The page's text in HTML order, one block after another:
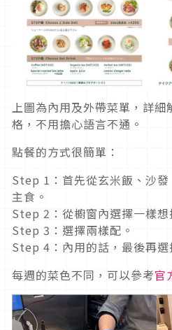
上圖為內用及外帶菜單，詳細
格，不用擔心語言不通。
點餐的方式很簡單：
Step 1：首先從玄米飯、沙
主食。
Step 2：從櫥窗內選擇一樣想
Step 3：選擇兩樣配。
Step 4：內用的話，最後再選
每週的菜色不同，可以參考官